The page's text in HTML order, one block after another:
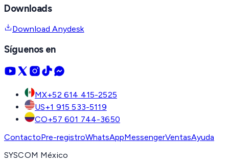
Downloads
Download Anydesk
Síguenos en
MX+52 614 415-2525
US+1 915 533-5119
CO+57 601 744-3650
ContactoPre-registroWhatsAppMessengerVentasAyuda
SYSCOM México